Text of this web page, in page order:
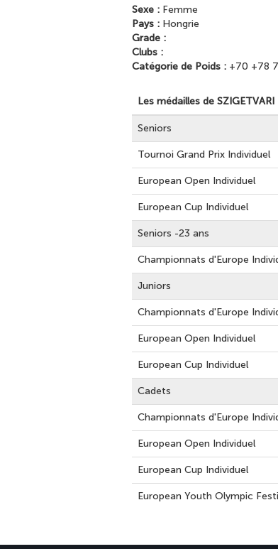
Sexe : Femme
Pays : Hongrie
Grade :
Clubs :
Catégorie de Poids : +70 +78
Les médailles de
Seniors
Tournoi Grand Prix Individuel
European Open Individuel
European Cup Individuel
Seniors -23 ans
Championnats d'Europe
Juniors
Championnats d'Europe
European Open Individuel
European Cup Individuel
Cadets
Championnats d'Europe
European Open Individuel
European Cup Individuel
European Youth Olympic